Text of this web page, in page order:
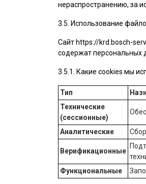
нераспространению, за
3.5. Использование
Сайт https://krd.bosch-
содержат персональных
3.5.1. Какие cookies мы
Тип
Технические
(сессионные)
Аналитические
Верификационные
Функциональные